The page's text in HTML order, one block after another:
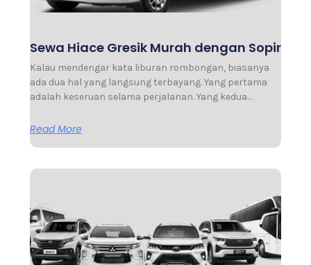
Sewa Hiace Gresik Murah dengan Sopir
Kalau mendengar kata liburan rombongan, biasanya
ada dua hal yang langsung terbayang. Yang pertama
adalah keseruan selama perjalanan. Yang kedua…
Read More